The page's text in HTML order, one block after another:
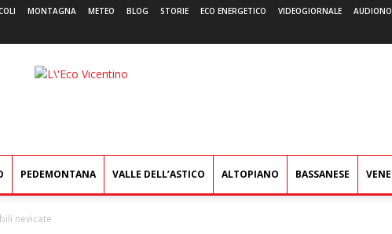
MONTAGNA METEO BLOG STORIE ECO ENERGETICO VIDEOGIORNALE
L'Eco
PEDEMONTANA VALLE DELL’ASTICO ALTOPIANO BASSANESE
nevicate